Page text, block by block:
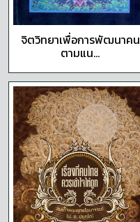
จิตวิทยาเพื่อการพัฒนาคน
ตามแน...